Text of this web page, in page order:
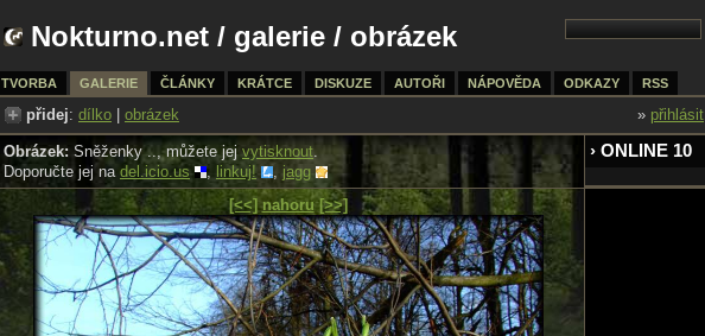
Nokturno.net / galerie / obrázek
TVORBA GALERIE ČLÁNKY KRÁTCE DISKUZE AUTOŘI NÁPOVĚDA ODKAZY RSS
přidej: dílko obrázek » přihlásit
Obrázek: Sněženky .., můžete jejvytisknout.
Doporučte jej na del.icio.us , linkuj! , jagg
[<<] nahoru [>>]
› ONLINE 10